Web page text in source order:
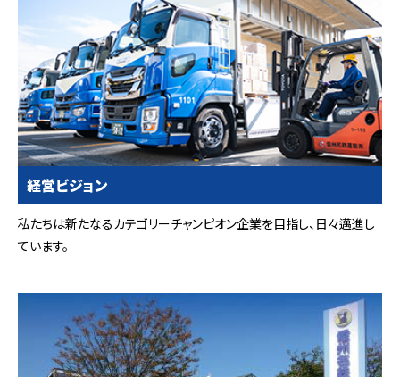
経営ビジョン
私たちは新たなるカテゴリーチャンピオン企業を目指し、日々邁進し
ています。